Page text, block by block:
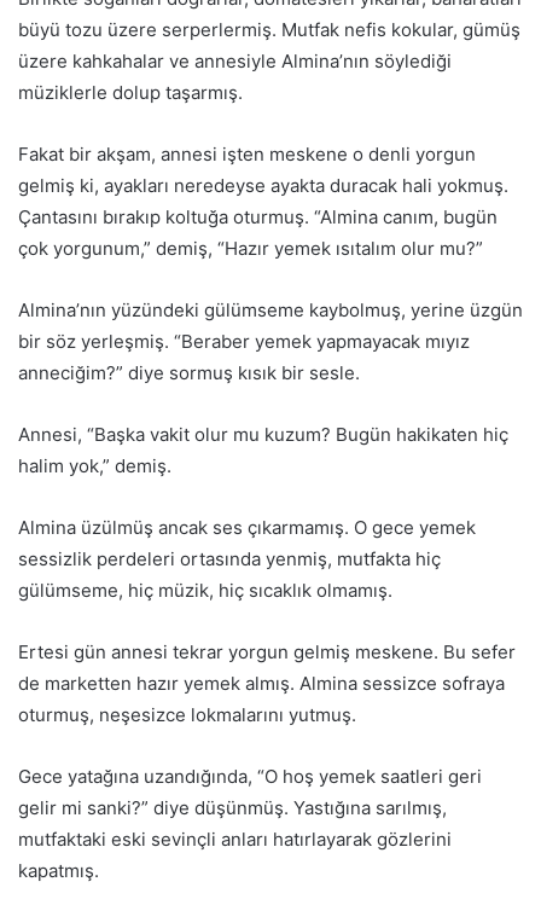
büyü tozu üzere serperlermiş. Mutfak nefis kokular, gümüş
üzere kahkahalar ve annesiyle Almina’nın söylediği
müziklerle dolup taşarmış.
Fakat bir akşam, annesi işten meskene o denli yorgun
gelmiş ki, ayakları neredeyse ayakta duracak hali yokmuş.
Çantasını bırakıp koltuğa oturmuş. “Almina canım, bugün
çok yorgunum,” demiş, “Hazır yemek ısıtalım olur mu?”
Almina’nın yüzündeki gülümseme kaybolmuş, yerine üzgün
bir söz yerleşmiş. “Beraber yemek yapmayacak mıyız
anneciğim?” diye sormuş kısık bir sesle.
Annesi, “Başka vakit olur mu kuzum? Bugün hakikaten hiç
halim yok,” demiş.
Almina üzülmüş ancak ses çıkarmamış. O gece yemek
sessizlik perdeleri ortasında yenmiş, mutfakta hiç
gülümseme, hiç müzik, hiç sıcaklık olmamış.
Ertesi gün annesi tekrar yorgun gelmiş meskene. Bu sefer
de marketten hazır yemek almış. Almina sessizce sofraya
oturmuş, neşesizce lokmalarını yutmuş.
Gece yatağına uzandığında, “O hoş yemek saatleri geri
gelir mi sanki?” diye düşünmüş. Yastığına sarılmış,
mutfaktaki eski sevinçli anları hatırlayarak gözlerini
kapatmış.